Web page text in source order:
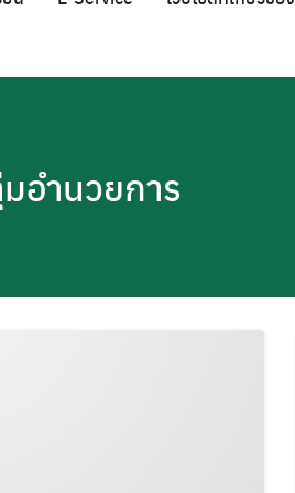
อำนวยการ